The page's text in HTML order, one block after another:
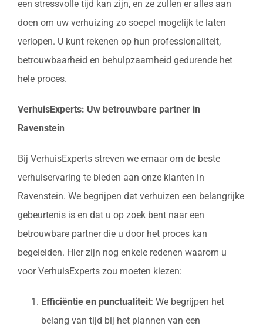
een stressvolle tijd kan zijn, en ze zullen er alles aan
doen om uw verhuizing zo soepel mogelijk te laten
verlopen. U kunt rekenen op hun professionaliteit,
betrouwbaarheid en behulpzaamheid gedurende het
hele proces.
VerhuisExperts: Uw betrouwbare partner in
Ravenstein
Bij VerhuisExperts streven we ernaar om de beste
verhuiservaring te bieden aan onze klanten in
Ravenstein. We begrijpen dat verhuizen een belangrijke
gebeurtenis is en dat u op zoek bent naar een
betrouwbare partner die u door het proces kan
begeleiden. Hier zijn nog enkele redenen waarom u
voor VerhuisExperts zou moeten kiezen:
Efficiëntie en punctualiteit: We begrijpen het
belang van tijd bij het plannen van een